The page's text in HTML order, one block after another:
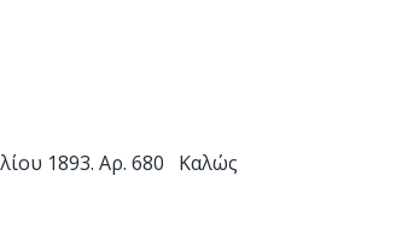
1893. Αρ. 680   Καλώς